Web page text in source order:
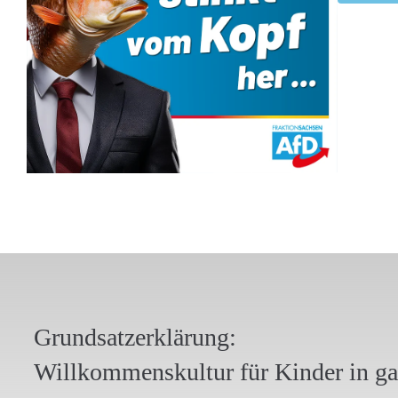
Grundsatzerklärung:
Willkommenskultur für Kinder in